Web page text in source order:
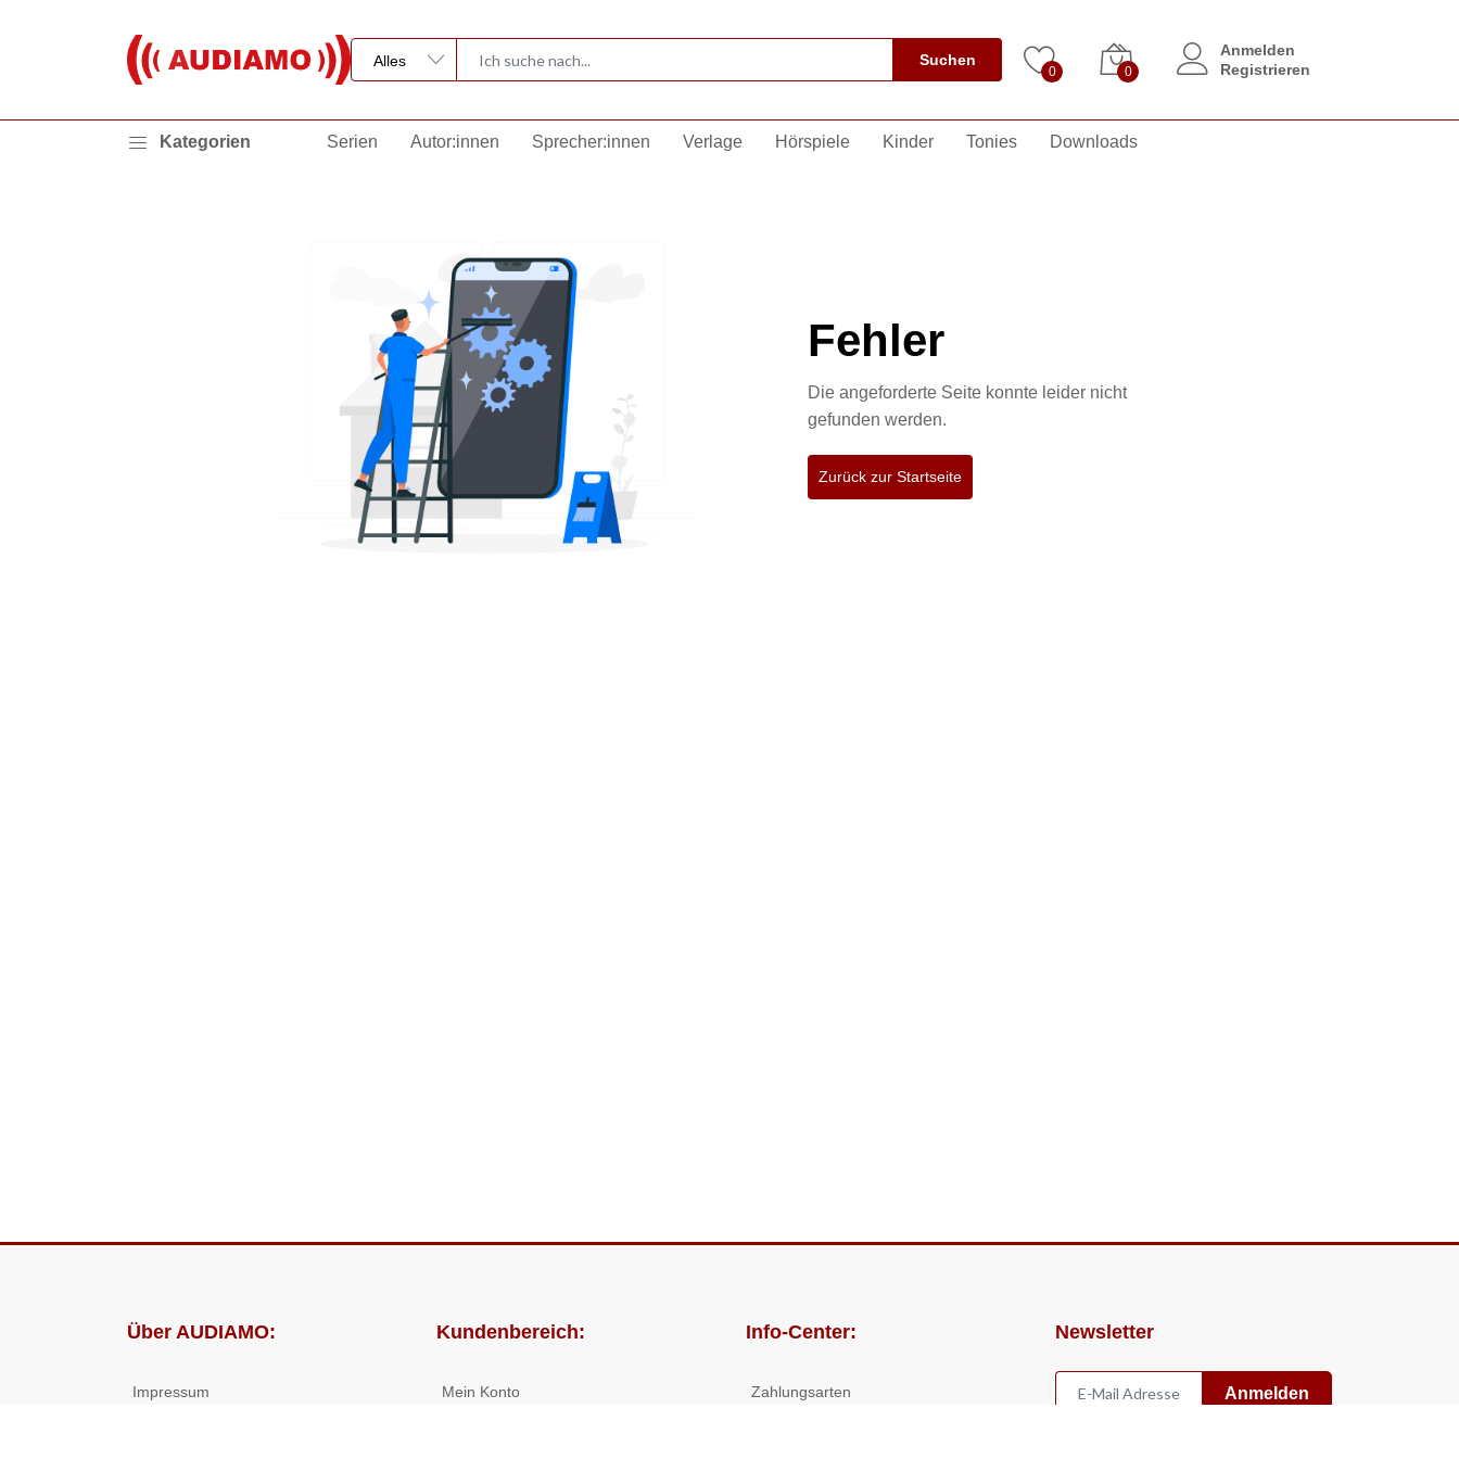
Suchen
0 0
Anmelden
Registrieren
Kategorien Serien Autor:innen Sprecher:innen Verlage Hörspiele Kinder Tonies Downloads
Fehler
Die angeforderte Seite konnte leider nicht
gefunden werden.
Zurück zur Startseite
Über AUDIAMO:
Impressum
Kundenbereich:
Mein Konto
Info-Center:
Zahlungsarten
Newsletter
Anmelden